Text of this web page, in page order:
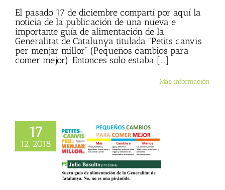
El pasado 17 de diciembre compartí por aquí la
noticia de la publicación de una nueva e
importante guía de alimentación de la
Generalitat de Catalunya titulada "Petits canvis
per menjar millor" (Pequeños cambios para
comer mejor). Entonces solo estaba [...]
Más información
17
12, 2018
de la
de Catalunya.